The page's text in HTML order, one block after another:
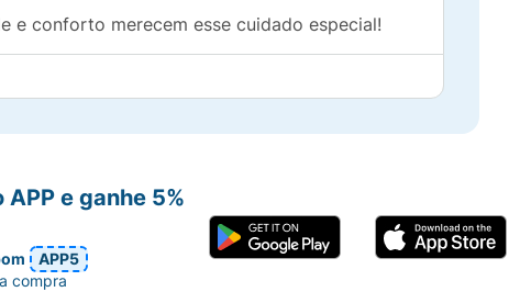
e conforto merecem esse cuidado especial!
APP e ganhe 5%
APP5
compra